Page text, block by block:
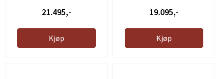
21.495,-
Kjøp
19.095,-
Kjøp